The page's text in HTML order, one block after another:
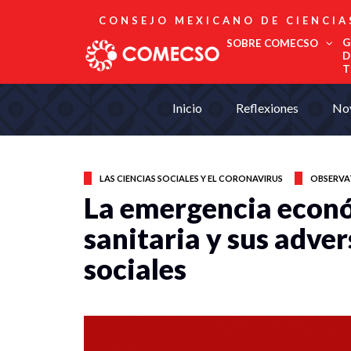
CONSEJO MEXICANO DE
SOBRE COMECSO
Afiliación
Fundadores
Comité Editorial
Inicio Reflexiones
LAS CIENCIAS SOCIALES Y EL CORONAVIRUS
La emergencia
sanitaria y sus
sociales